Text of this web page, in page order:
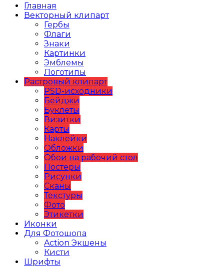
Главная
Векторный клипарт
Гербы
Флаги
Знаки
Картинки
Эмблемы
Логотипы
Растровый клипарт
PSD-исходники
Бейджи
Буклеты
Визитки
Карты
Наклейки
Обложки
Обои на рабочий стол
Постеры
Рисунки
Сканы
Текстуры
Фото
Этикетки
Иконки
Для Фотошопа
Action Экшены
Кисти
Шрифты